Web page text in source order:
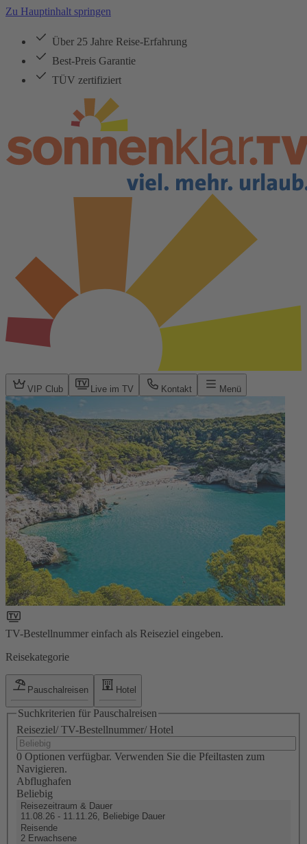
Zu Hauptinhalt springen
Über 25 Jahre Reise-Erfahrung
Best-Preis Garantie
TÜV zertifiziert
VIP Club Live im TV Kontakt Menü
TV-Bestellnummer einfach als Reiseziel eingeben.
Reisekategorie
Pauschalreisen Hotel
Suchkriterien für Pauschalreisen
Reiseziel/ TV-Bestellnummer/ Hotel
0 Optionen verfügbar. Verwenden Sie die Pfeiltasten zum
Navigieren.
Abflughafen
Beliebig
Reisezeitraum & Dauer
11.08.26 - 11.11.26, Beliebige Dauer
Reisende
2 Erwachsene